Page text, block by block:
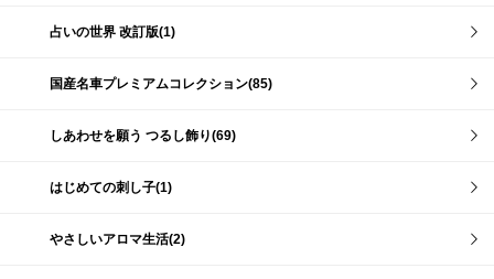
占いの世界 改訂版(1)
国産名車プレミアムコレクション(85)
しあわせを願う つるし飾り(69)
はじめての刺し子(1)
やさしいアロマ生活(2)